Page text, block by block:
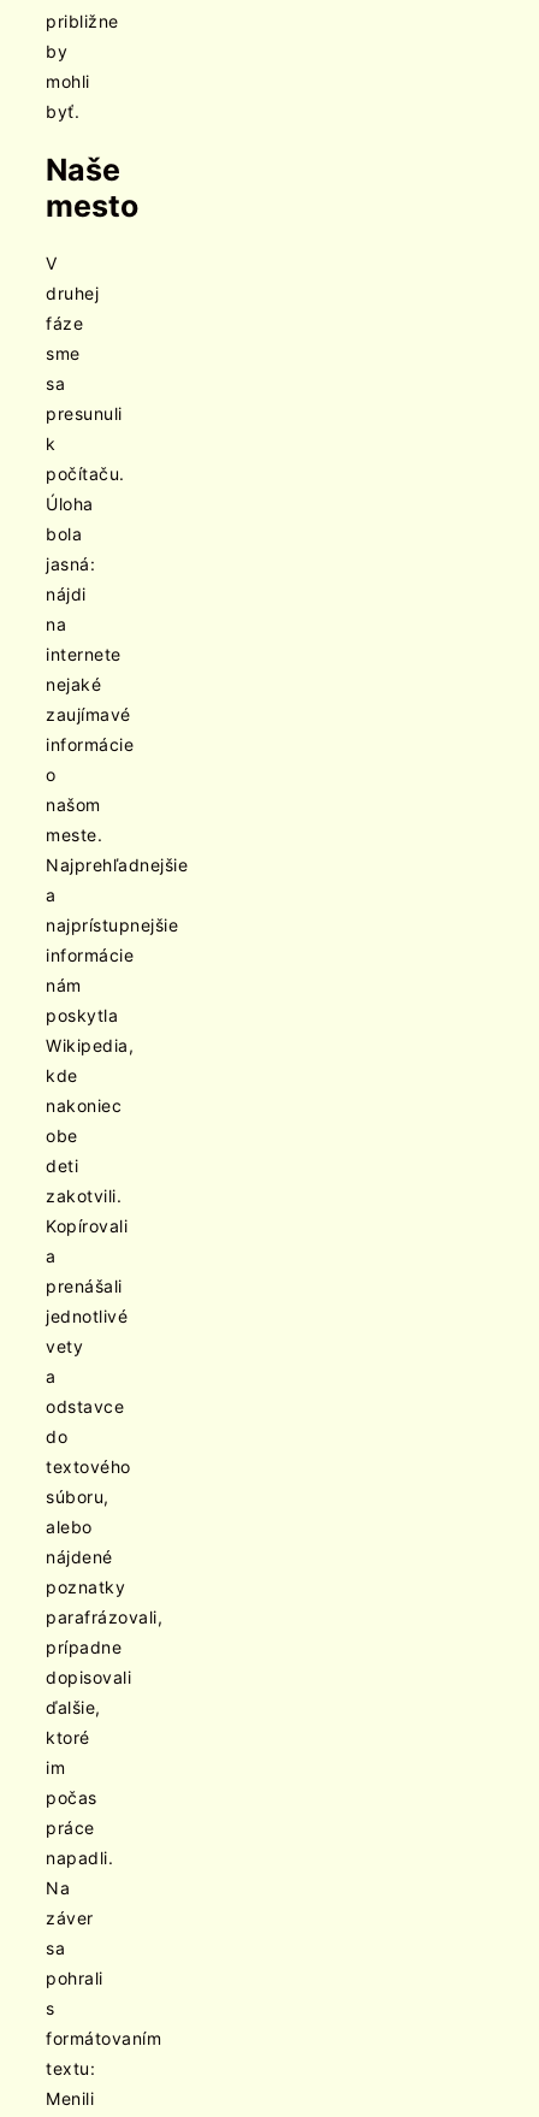
približne
by
mohli
byť.
Naše
mesto
V
druhej
fáze
sme
sa
presunuli
k
počítaču.
Úloha
bola
jasná:
nájdi
na
internete
nejaké
zaujímavé
informácie
o
našom
meste.
Najprehľadnejšie
a
najprístupnejšie
informácie
nám
poskytla
Wikipedia,
kde
nakoniec
obe
deti
zakotvili.
Kopírovali
a
prenášali
jednotlivé
vety
a
odstavce
do
textového
súboru,
alebo
nájdené
poznatky
parafrázovali,
prípadne
dopisovali
ďalšie,
ktoré
im
počas
práce
napadli.
Na
záver
sa
pohrali
s
formátovaním
textu:
Menili